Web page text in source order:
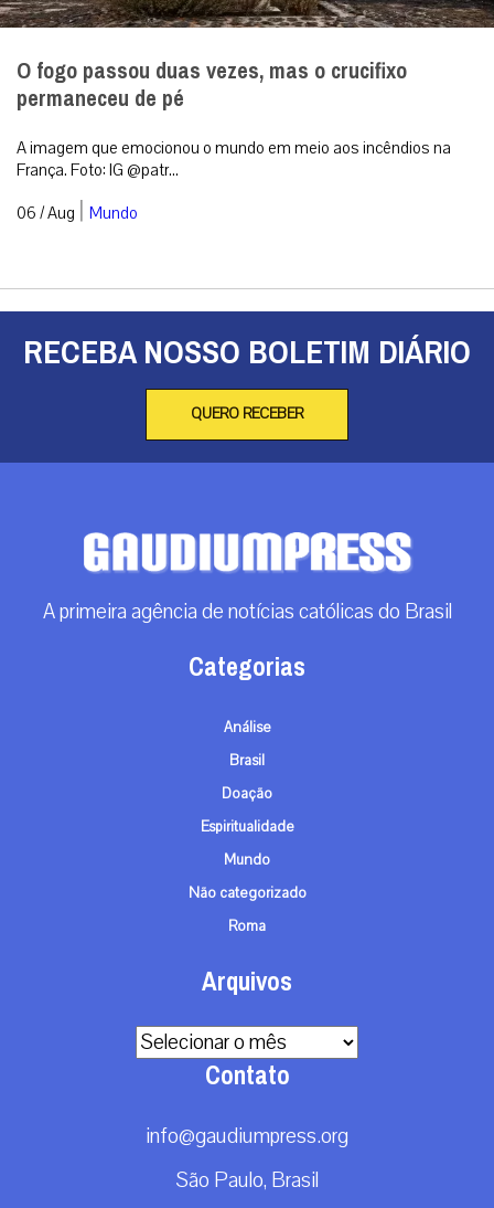
O fogo passou duas vezes, mas o crucifixo
permaneceu de pé
A imagem que emocionou o mundo em meio aos incêndios na
França. Foto: IG @patr...
06 / Aug | Mundo
RECEBA NOSSO BOLETIM DIÁRIO
QUERO RECEBER
A primeira agência de notícias católicas do Brasil
Categorias
Análise
Brasil
Doação
Espiritualidade
Mundo
Não categorizado
Roma
Arquivos
Arquivos
Contato
info@gaudiumpress.org
São Paulo, Brasil